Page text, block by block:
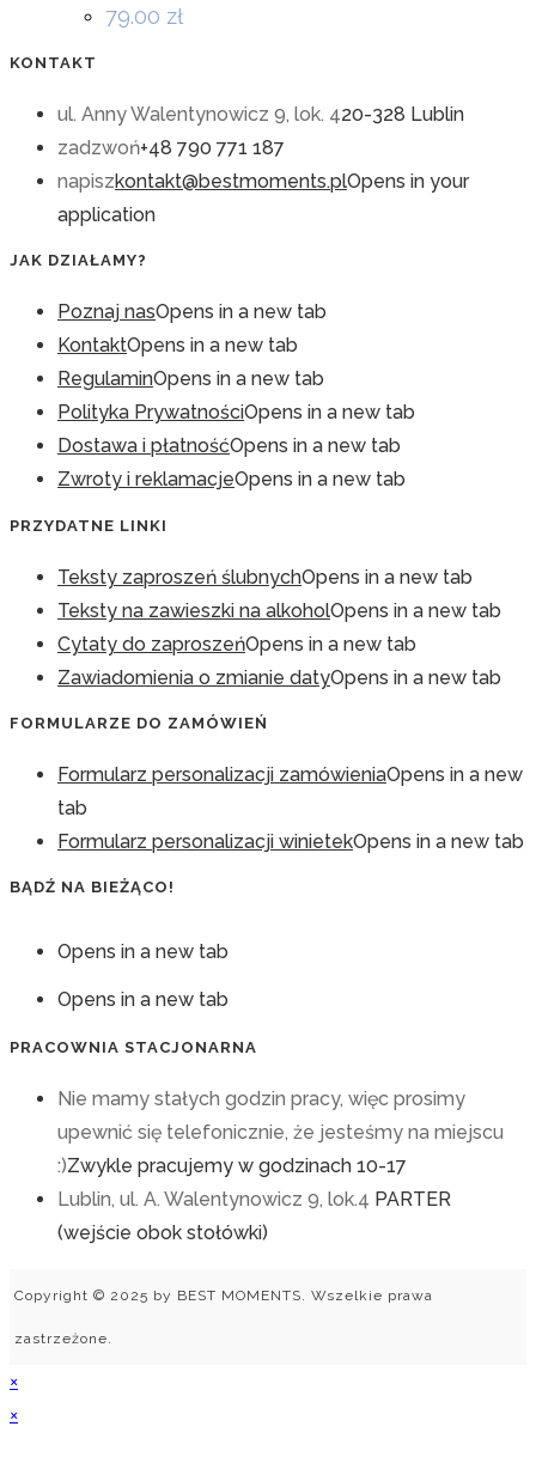
79.00 zł
KONTAKT
ul. Anny Walentynowicz 9, lok. 420-328 Lublin
zadzwoń+48 790 771 187
napiszkontakt@bestmoments.plOpens in your
application
JAK DZIAŁAMY?
Poznaj nasOpens in a new tab
KontaktOpens in a new tab
RegulaminOpens in a new tab
Polityka PrywatnościOpens in a new tab
Dostawa i płatnośćOpens in a new tab
Zwroty i reklamacjeOpens in a new tab
PRZYDATNE LINKI
Teksty zaproszeń ślubnychOpens in a new tab
Teksty na zawieszki na alkoholOpens in a new tab
Cytaty do zaproszeńOpens in a new tab
Zawiadomienia o zmianie datyOpens in a new tab
FORMULARZE DO ZAMÓWIEŃ
Formularz personalizacji zamówieniaOpens in a new
tab
Formularz personalizacji winietekOpens in a new tab
BĄDŹ NA BIEŻĄCO!
Opens in a new tab
Opens in a new tab
PRACOWNIA STACJONARNA
Nie mamy stałych godzin pracy, więc prosimy
upewnić się telefonicznie, że jesteśmy na miejscu
:)Zwykle pracujemy w godzinach 10-17
Lublin, ul. A. Walentynowicz 9, lok.4 PARTER
(wejście obok stołówki)
Copyright © 2025 by BEST MOMENTS. Wszelkie prawa
zastrzeżone.
×
×